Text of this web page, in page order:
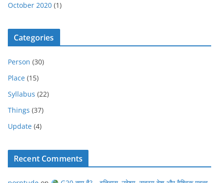
October 2020 (1)
Categories
Person (30)
Place (15)
Syllabus (22)
Things (37)
Update (4)
Recent Comments